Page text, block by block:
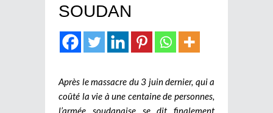
SOUDAN
Après le massacre du 3 juin dernier, qui a
coûté la vie à une centaine de personnes,
l’armée soudanaise se dit finalement